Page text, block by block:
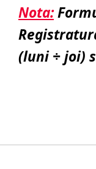
Nota:
(luni ÷ joi)